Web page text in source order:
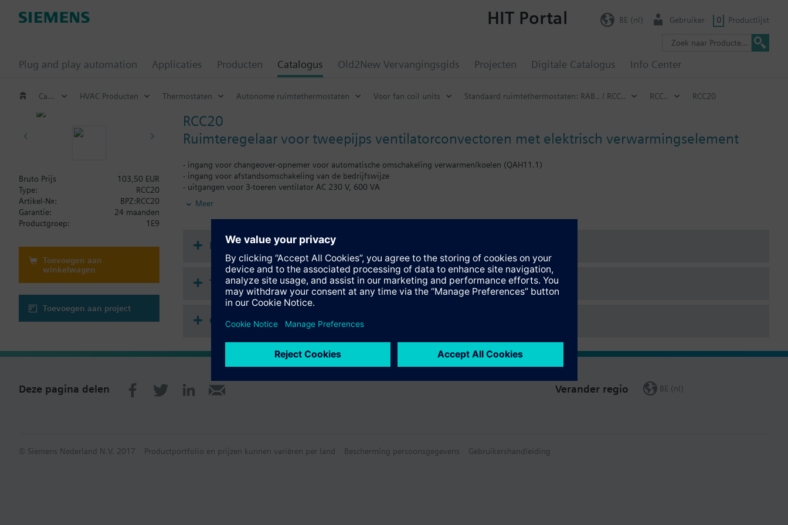
Plug and play automation Applicaties Producten Catalogus Old2New Vervangingsgids Projecten Digitale Catalogus Info Center
HIT Portal BE (nl) Gebruiker 0 Productlijst
Catalogus HVAC Producten Thermostaten Autonome ruimtethermostaten Voor fan coil units Standaard ruimtethermostaten: RAB.. / RCC.. RCC.. RCC20
RCC20
Ruimteregelaar voor tweepijps ventilatorconvectoren met elektrisch verwarmingselement
- ingang voor changeover-opnemer voor automatische omschakeling verwarmen/koelen (QAH11.1)
- ingang voor afstandsomschakeling van de bedrijfswijze
- uitgangen voor 3-toeren ventilator AC 230 V, 600 VA
- instelbare schakeldifferentie (verwarmen 1K of 4K, koelen 0,5K of 2K)
- instelbare dode zone (2K of 5K)
- vorstbeveiligingsbedrijf
Aanvullende informatie
Voor change over- en extra opnemers zie: opnemers voor RCC../RCU../RDF../RDX..
Meer
Bruto Prijs
103,50 EUR
Type:
RCC20
Artikel-Nr.:
BPZ:RCC20
Garantie:
24 maanden
Productgroep:
1E9
Toevoegen aan
winkelwagen
Toevoegen aan project
Documenten
Technische samenvatting
Compatible products
Deze pagina delen Verander regio BE (nl)
© Siemens Nederland N.V. 2017 Productportfolio en prijzen kunnen variëren per land Bescherming persoonsgegevens Gebruikershandleiding